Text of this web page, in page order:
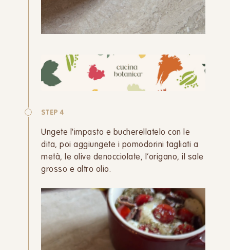
STEP 4
Ungete l'impasto e bucherellatelo con le
dita, poi aggiungete i pomodorini tagliati a
metà, le olive denocciolate, l’origano, il sale
grosso e altro olio.